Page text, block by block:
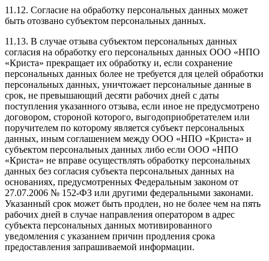
11.12. Согласие на обработку персональных данных может
быть отозвано субъектом персональных данных.
11.13. В случае отзыва субъектом персональных данных
согласия на обработку его персональных данных ООО «НПО
«Криста» прекращает их обработку и, если сохранение
персональных данных более не требуется для целей обработки
персональных данных, уничтожает персональные данные в
срок, не превышающий десяти рабочих дней с даты
поступления указанного отзыва, если иное не предусмотрено
договором, стороной которого, выгодоприобретателем или
поручителем по которому является субъект персональных
данных, иным соглашением между ООО «НПО «Криста» и
субъектом персональных данных либо если ООО «НПО
«Криста» не вправе осуществлять обработку персональных
данных без согласия субъекта персональных данных на
основаниях, предусмотренных Федеральным законом от
27.07.2006 № 152-ФЗ или другими федеральными законами.
Указанный срок может быть продлен, но не более чем на пять
рабочих дней в случае направления оператором в адрес
субъекта персональных данных мотивированного
уведомления с указанием причин продления срока
предоставления запрашиваемой информации.